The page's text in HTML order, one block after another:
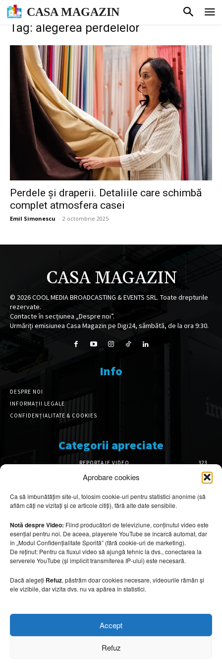
Aprobare cookies
Ca să îmbunătățim site-ul, folosim cookie-uri pentru statistici anonime (să
aflăm câți ne vizitați și ce articole citiți), fără alte date sensibile.
Notă despre Video: Fiind producători de televiziune, conținutul video este
esențial pentru noi. De aceea, playerele YouTube se încarcă automat, dar
în „Modul Confidențialitate Sporită” (fără cookie-uri de marketing).
De reținut: Pentru ca fluxul video să ajungă tehnic la dvs., conectarea la
serverele YouTube (și implicit transmiterea IP-ului) este necesară.
Dacă alegeți Refuz, păstrăm doar cookies necesare, videourile rămân și
ele vizibile, dar vizita dvs. nu va apărea în statistici.
Accept
Refuz
CASA MAGAZIN
Tag: alegerea perdelelor
Perdele și draperii. Detaliile care schimbă
complet atmosfera casei
Emil Simonescu - 2 octombrie 2025
CASA MAGAZIN
© 2026COOL MEDIA BROADCASTING & EVENTS SRL. Toate drepturile
rezervate.
Contacte în secțiunea „Despre noi”.
Urmăriți emisiunea Casa Magazin pe Digi24, sâmbătă, de la ora 9:30.
Info
DESPRE NOI
INFORMAȚII LEGALE
CONFIDENȚIALITATE & COOKIES
Categorii apreciate
REPORTAJE VIDEO
323
AMENAJĂRI INTERIOARE
126
DESIGN INTERIOR
64
ARHITECTURĂ & DESIGN
OPINII & ANALIZE
43
Articole recomandate
Cele mai impresionante cabane moderne
7 august 2026
Ouse Valley Viaduct, construcția care
7 august 2026